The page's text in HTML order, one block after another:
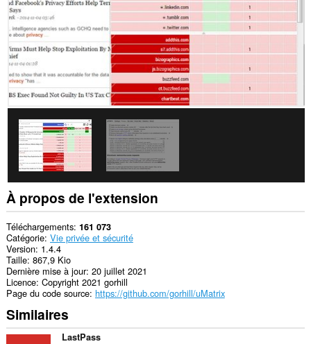
This
extension
can
clear
recent
browsing
history,
cookies,
and
related
data.
Cette
extension
peut
manipuler
des
réglages
concernant
la
vie
privée.
Cette
extension
va
ajouter
un
À propos de l'extension
Téléchargements 161 073
Catégorie Vie privée et sécurité
Version 1.4.4
Taille 867,9 Kio
Dernière mise à jour 20 juillet 2021
Licence Copyright 2021 gorhill
Page du code source https://github.com/gorhill/uMatrix
Similaires
LastPass